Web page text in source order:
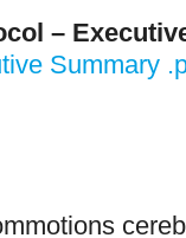
–
Summary